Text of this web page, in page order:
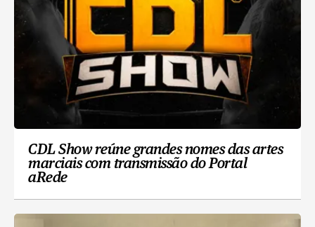
CDL Show reúne grandes nomes das artes
marciais com transmissão do Portal
aRede